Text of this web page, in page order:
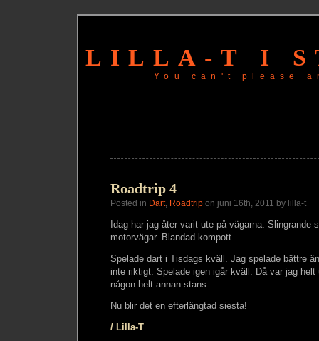
LILLA-T I
You can't please
Roadtrip 4
Posted in Dart, Roadtrip on juni 16th, 2011 by lilla-t
Idag har jag åter varit ute på vägarna. Slingrande
motorvägar. Blandad kompott.
Spelade dart i Tisdags kväll. Jag spelade bättre
inte riktigt. Spelade igen igår kväll. Då var jag
någon helt annan stans.
Nu blir det en efterlängtad siesta!
/ Lilla-T